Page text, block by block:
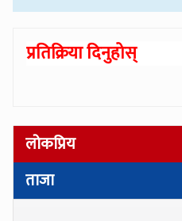
प्रतिक्रिया दिनुहोस्
लोकप्रिय
ताजा